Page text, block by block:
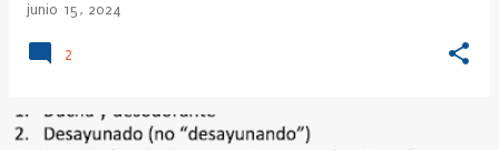
junio 15, 2024
2